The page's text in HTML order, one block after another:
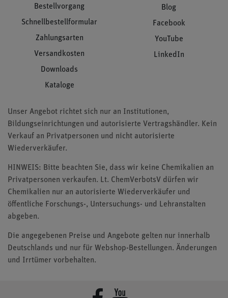
Bestellvorgang
Schnellbestellformular
Zahlungsarten
Versandkosten
Downloads
Kataloge
Blog
Facebook
YouTube
LinkedIn
Unser Angebot richtet sich nur an Institutionen,
Bildungseinrichtungen und autorisierte Vertragshändler. Kein
Verkauf an Privatpersonen und nicht autorisierte
Wiederverkäufer.
HINWEIS: Bitte beachten Sie, dass wir keine Chemikalien an
Privatpersonen verkaufen. Lt. ChemVerbotsV dürfen wir
Chemikalien nur an autorisierte Wiederverkäufer und
öffentliche Forschungs-, Untersuchungs- und Lehranstalten
abgeben.
Die angegebenen Preise und Angebote gelten nur innerhalb
Deutschlands und nur für Webshop-Bestellungen. Änderungen
und Irrtümer vorbehalten.